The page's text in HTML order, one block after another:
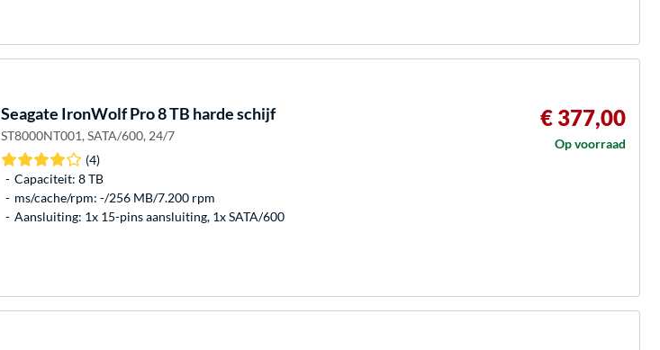
Seagate IronWolf Pro 8 TB harde schijf
ST8000NT001, SATA/600, 24/7
(4)
Capaciteit: 8 TB
ms/cache/rpm: -/256 MB/7.200 rpm
Aansluiting: 1x 15-pins aansluiting, 1x SATA/600
€ 377,00
Op voorraad